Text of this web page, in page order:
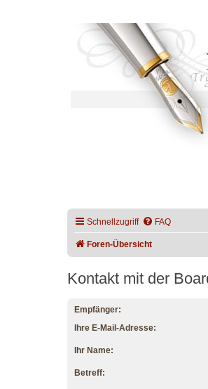
Schnellzugriff FAQ
Foren-Übersicht
Kontakt mit der
Empfänger:
Ihre E-Mail-Adresse:
Ihr Name:
Betreff: